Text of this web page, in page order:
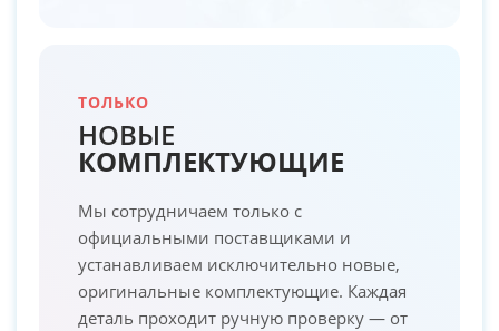
ТОЛЬКО
НОВЫЕ
КОМПЛЕКТУЮЩИЕ
Мы сотрудничаем только с
официальными поставщиками и
устанавливаем исключительно новые,
оригинальные комплектующие. Каждая
деталь проходит ручную проверку — от